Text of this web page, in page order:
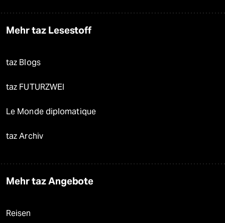
Mehr taz Lesestoff
taz Blogs
taz FUTURZWEI
Le Monde diplomatique
taz Archiv
Mehr taz Angebote
Reisen